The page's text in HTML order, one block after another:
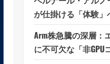
が仕掛ける「体験
Arm株急騰の深層：
に不可欠な「非